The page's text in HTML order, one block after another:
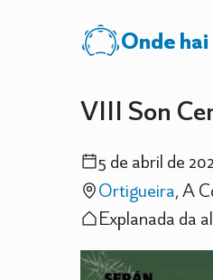
Onde
VIII Son
5 de abril de
Ortigueira, A
Explanada da